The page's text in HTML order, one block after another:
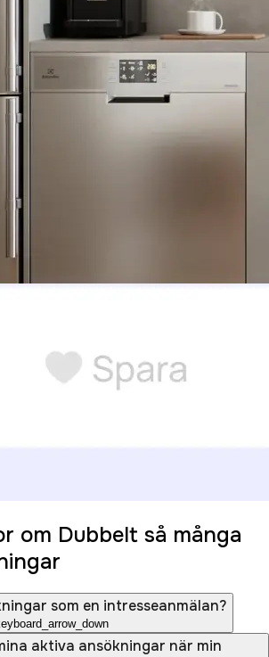
om Dubbelt så många
som en intresseanmälan?
aktiva ansökningar när min